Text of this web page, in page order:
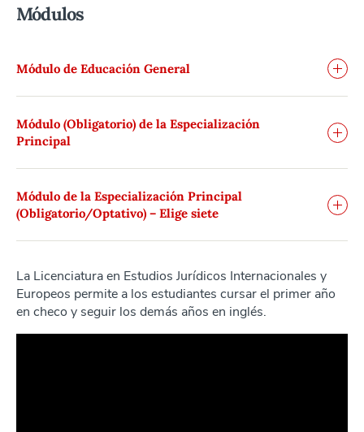
Módulos
Módulo de Educación General
Módulo (Obligatorio) de la Especialización
Principal
Módulo de la Especialización Principal
(Obligatorio/Optativo) – Elige siete
La Licenciatura en Estudios Jurídicos Internacionales y
Europeos permite a los estudiantes cursar el primer año
en checo y seguir los demás años en inglés.